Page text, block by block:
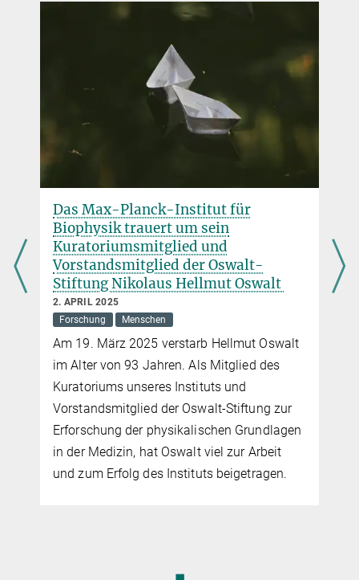
Das Max-Planck-Institut für
Biophysik trauert um sein
Kuratoriumsmitglied und
Vorstandsmitglied der Oswalt-
Stiftung Nikolaus Hellmut Oswalt
2. APRIL 2025
Forschung
Menschen
Am 19. März 2025 verstarb Hellmut Oswalt
im Alter von 93 Jahren. Als Mitglied des
Kuratoriums unseres Instituts und
Vorstandsmitglied der Oswalt-Stiftung zur
Erforschung der physikalischen Grundlagen
in der Medizin, hat Oswalt viel zur Arbeit
und zum Erfolg des Instituts beigetragen.